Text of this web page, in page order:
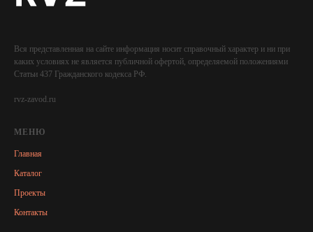
Вся представленная на сайте информация носит справочный характер и ни при
каких условиях не является публичной офертой, определяемой положениями
Статьи 437 Гражданского кодекса РФ.
rvz-zavod.ru
МЕНЮ
Главная
Каталог
Проекты
Контакты